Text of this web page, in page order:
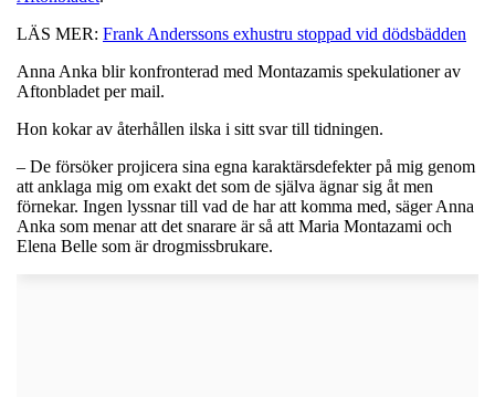
LÄS MER: Frank Anderssons exhustru stoppad vid dödsbädden
Anna Anka blir konfronterad med Montazamis spekulationer av
Aftonbladet per mail.
Hon kokar av återhållen ilska i sitt svar till tidningen.
– De försöker projicera sina egna karaktärsdefekter på mig genom
att anklaga mig om exakt det som de själva ägnar sig åt men
förnekar. Ingen lyssnar till vad de har att komma med, säger Anna
Anka som menar att det snarare är så att Maria Montazami och
Elena Belle som är drogmissbrukare.